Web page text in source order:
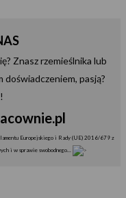
Znasz rzemieślnika lub
pasją?
Europejskiego i Rady (UE) 2016/679 z
i w sprawie swobodnego...